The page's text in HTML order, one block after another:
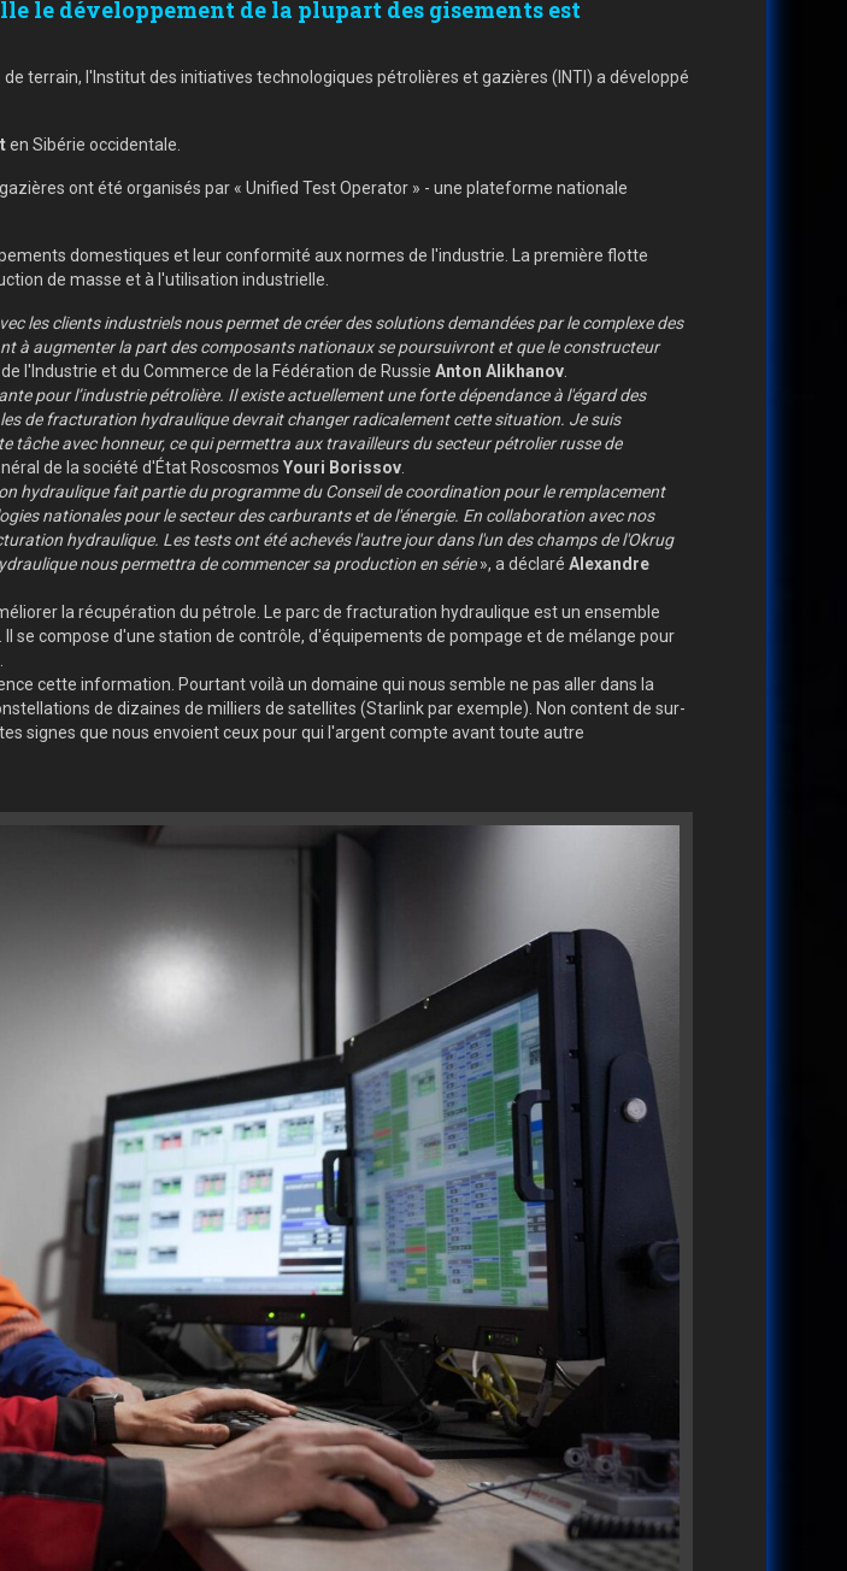
le développement de la plupart des gisements est
terrain, l'Institut des initiatives technologiques pétrolières et gazières (INTI) a développé
en Sibérie occidentale.
ont été organisés par « Unified Test Operator » - une plateforme nationale
domestiques et leur conformité aux normes de l'industrie. La première flotte
de masse et à l'utilisation industrielle.
les clients industriels nous permet de créer des solutions demandées par le complexe des
à augmenter la part des composants nationaux se poursuivront et que le constructeur
l'Industrie et du Commerce de la Fédération de Russie Anton Alikhanov.
pour l’industrie pétrolière. Il existe actuellement une forte dépendance à l'égard des
de fracturation hydraulique devrait changer radicalement cette situation. Je suis
tâche avec honneur, ce qui permettra aux travailleurs du secteur pétrolier russe de
de la société d'État Roscosmos Youri Borissov.
hydraulique fait partie du programme du Conseil de coordination pour le remplacement
nationales pour le secteur des carburants et de l'énergie. En collaboration avec nos
hydraulique. Les tests ont été achevés l'autre jour dans l'un des champs de l'Okrug
nous permettra de commencer sa production en série», a déclaré Alexandre
la récupération du pétrole. Le parc de fracturation hydraulique est un ensemble
compose d'une station de contrôle, d'équipements de pompage et de mélange pour
cette information. Pourtant voilà un domaine qui nous semble ne pas aller dans la
de dizaines de milliers de satellites (Starlink par exemple). Non content de sur-
signes que nous envoient ceux pour qui l'argent compte avant toute autre